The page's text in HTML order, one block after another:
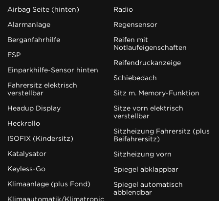
Airbag Seite (hinten)
Alarmanlage
Berganfahrhilfe
ESP
Einparkhilfe-Sensor hinten
Fahrersitz elektrisch
verstellbar
Headup Display
Heckrollo
ISOFIX (Kindersitz)
Katalysator
Keyless-Go
Klimaanlage (plus Fond)
Klimaautomatik/Klimatronic
Radio
Regensensor
Reifen mit
Notlaufeigenschaften
Reifendruckanzeige
Schiebedach
Sitz m. Memory-Funktion
Sitze vorn elektrisch
verstellbar
Sitzheizung Fahrersitz (plus
Beifahrersitz)
Sitzheizung vorn
Spiegel abklappbar
Spiegel automatisch
abblendbar